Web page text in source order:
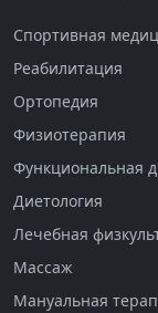
Спортивная
Реабилитация
Ортопедия
Физиотерапия
Функциональная
Диетология
Лечебная
Массаж
Мануальная